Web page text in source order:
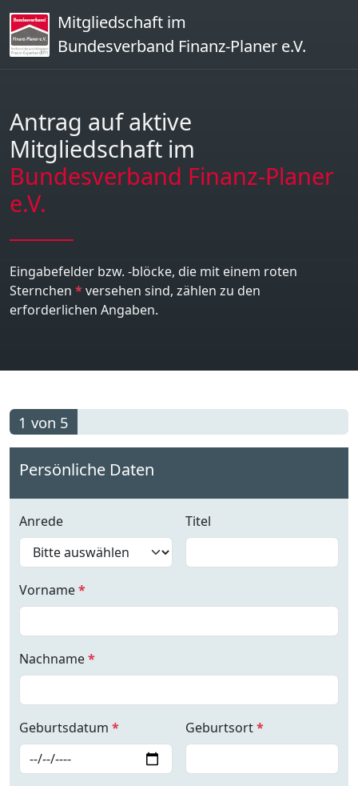
Mitgliedschaft im
Bundesverband Finanz-Planer e.V.
Antrag auf aktive
Mitgliedschaft im
Bundesverband Finanz-Planer
e.V.
Eingabefelder bzw. -blöcke, die mit einem roten
Sternchen *versehen sind, zählen zu den
erforderlichen Angaben.
1 von 5
Persönliche Daten
Anrede Titel
Vorname*
Nachname*
Geburtsdatum * Geburtsort*